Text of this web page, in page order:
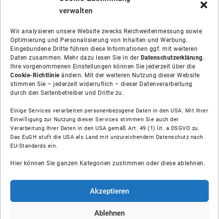
verwalten
Wir analysieren unsere Website zwecks Reichweitenmessung sowie
Optimierung und Personalisierung von Inhalten und Werbung.
Eingebundene Dritte führen diese Informationen ggf. mit weiteren
Daten zusammen. Mehr dazu lesen Sie in der Datenschutzerklärung.
Ihre vorgenommenen Einstellungen können Sie jederzeit über die
Cookie-Richtlinieändern. Mit der weiteren Nutzung dieser Website
stimmen Sie – jederzeit widerruflich – dieser Datenverarbeitung
durch den Seitenbetreiber und Dritte zu.
Einige Services verarbeiten personenbezogene Daten in den USA. Mit Ihrer
Einwilligung zur Nutzung dieser Services stimmen Sie auch der
Verarbeitung Ihrer Daten in den USA gemäß Art. 49 (1) lit. a DSGVO zu.
Das EuGH stuft die USA als Land mit unzureichendem Datenschutz nach
EU-Standards ein.
Hier können Sie ganzen Kategorien zustimmen oder diese ablehnen.
Akzeptieren
Ablehnen
Über uns
Soziale Medien